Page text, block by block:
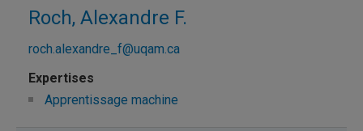
Roch, Alexandre F.
roch.alexandre_f@uqam.ca
Apprentissage machine